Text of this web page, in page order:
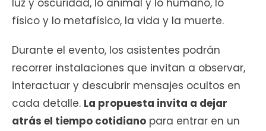
luz y oscuridad, lo animal y lo humano, lo
físico y lo metafísico, la vida y la muerte.
Durante el evento, los asistentes podrán
recorrer instalaciones que invitan a observar,
interactuar y descubrir mensajes ocultos en
cada detalle. La propuesta invita a dejar
atrás el tiempo cotidiano para entrar en un